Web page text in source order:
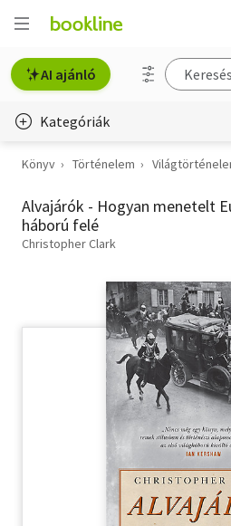
AI ajánló
Kategóriák
Életmód, egészség
Erotika
Gyermek- és ifjúsági
Hobbi, szabadidő
Szótár, nyelvkönyv
Tankönyv, segédkönyv
Társadalomtudomány
Könyv Történelem
Alvajárók - Hogyan menetelt
háború felé
Christopher Clark